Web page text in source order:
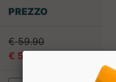
PREZZO
€ 59.90
€ 53.91